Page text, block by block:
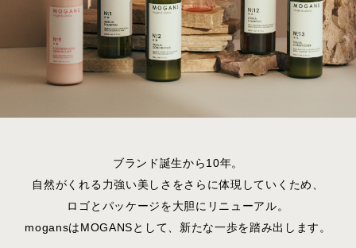
ブランド誕生から10年。
自然がくれる力強い美しさをさらに体現していくため、
ロゴとパッケージを大胆にリニューアル。
mogansはMOGANSとして、新たな一歩を踏み出します。